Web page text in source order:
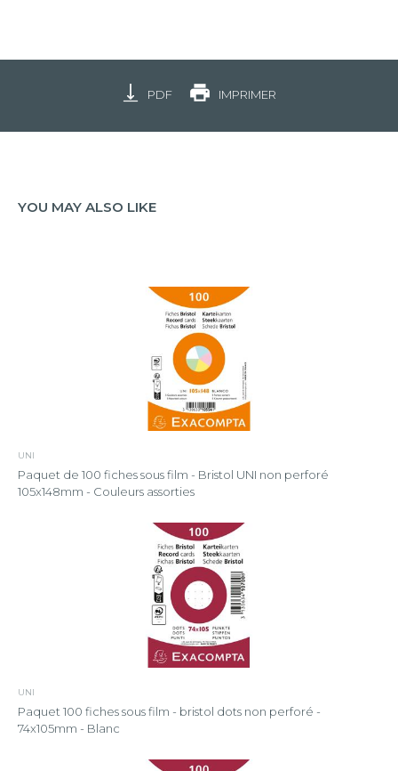
PDF IMPRIMER
YOU MAY ALSO LIKE
UNI
Paquet de 100 fiches sous film - Bristol UNI non perforé
105x148mm - Couleurs assorties
UNI
Paquet 100 fiches sous film - bristol dots non perforé -
74x105mm - Blanc